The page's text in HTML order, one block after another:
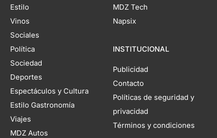
Estilo
Vinos
Sociales
Política
Sociedad
Deportes
Espectáculos y Cultura
Estilo Gastronomía
Viajes
MDZ Autos
MDZ Tech
Napsix
INSTITUCIONAL
Publicidad
Contacto
Políticas de seguridad y
privacidad
Términos y condiciones